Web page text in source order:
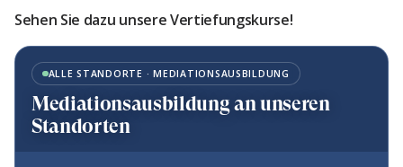
Sehen Sie dazu unsereVertiefungskurse!
ALLE STANDORTE · MEDIATIONSAUSBILDUNG
Mediationsausbildung an unseren
Standorten